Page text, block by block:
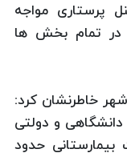
پرستاری مواجه
در تمام بخش ها
خاطرنشان کرد:
و دولتی
حدود